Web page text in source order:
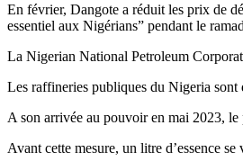
En février, Dangote a réduit les prix de
essentiel aux Nigérians” pendant le
La Nigerian National Petroleum
Les raffineries publiques du Nigeria sont
A son arrivée au pouvoir en mai 2023, le
Avant cette mesure, un litre d’essence